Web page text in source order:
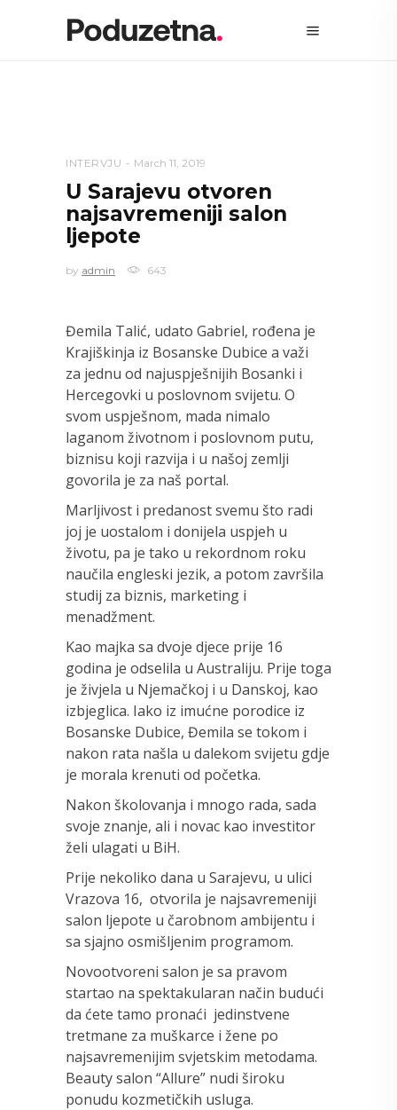
INTERVJU March 11, 2019
U Sarajevu otvoren
najsavremeniji salon
ljepote
by admin 643
Đemila Talić, udato Gabriel, rođena je
Krajiškinja iz Bosanske Dubice a važi
za jednu od najuspješnijih Bosanki i
Hercegovki u poslovnom svijetu. O
svom uspješnom, mada nimalo
laganom životnom i poslovnom putu,
biznisu koji razvija i u našoj zemlji
govorila je za naš portal.
Marljivost i predanost svemu što radi
joj je uostalom i donijela uspjeh u
životu, pa je tako u rekordnom roku
naučila engleski jezik, a potom završila
studij za biznis, marketing i
menadžment.
Kao majka sa dvoje djece prije 16
godina je odselila u Australiju. Prije toga
je živjela u Njemačkoj i u Danskoj, kao
izbjeglica. Iako iz imućne porodice iz
Bosanske Dubice, Đemila se tokom i
nakon rata našla u dalekom svijetu gdje
je morala krenuti od početka.
Nakon školovanja i mnogo rada, sada
svoje znanje, ali i novac kao investitor
želi ulagati u BiH.
Prije nekoliko dana u Sarajevu, u ulici
Vrazova 16, otvorila je najsavremeniji
salon ljepote u čarobnom ambijentu i
sa sjajno osmišljenim programom.
Novootvoreni salon je sa pravom
startao na spektakularan način budući
da ćete tamo pronaći jedinstvene
tretmane za muškarce i žene po
najsavremenijim svjetskim metodama.
Beauty salon “Allure” nudi široku
ponudu kozmetičkih usluga.